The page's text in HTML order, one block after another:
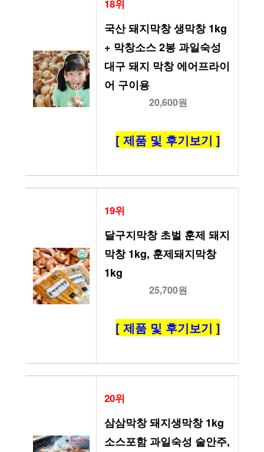
18위
국산 돼지막창 생막창 1kg
+ 막창소스 2봉 과일숙성
대구 돼지 막창 에어프라이
어 구이용
20,600원
[ 제품 및 후기보기 ]
19위
달구지막창 초벌 훈제 돼지
막창 1kg, 훈제돼지막창
1kg
25,700원
[ 제품 및 후기보기 ]
20위
삼삼막창 돼지생막창 1kg
소스포함 과일숙성 술안주,